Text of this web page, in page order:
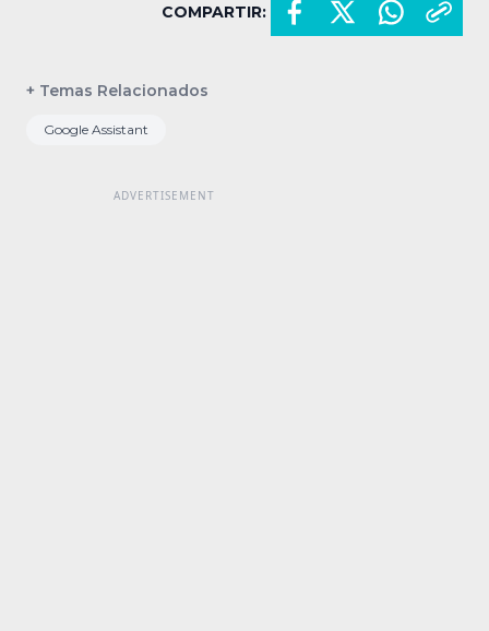
COMPARTIR:
+ Temas Relacionados
Google Assistant